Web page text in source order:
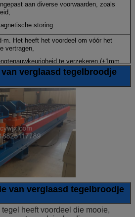
aan diverse voorwaarden, zoals
storing.
m. Het heeft het voordeel om vóór het
vertragen,
te verzekeren (±1mm,
beter industriële norm ±3mm).
Japan wordt gemaakt dat.
met hoge nauwkeurigheid en stabiliteit voor.
verglaasd tegelbroodje
van verglaasd tegelbroodje
heeft voordeel die mooie,